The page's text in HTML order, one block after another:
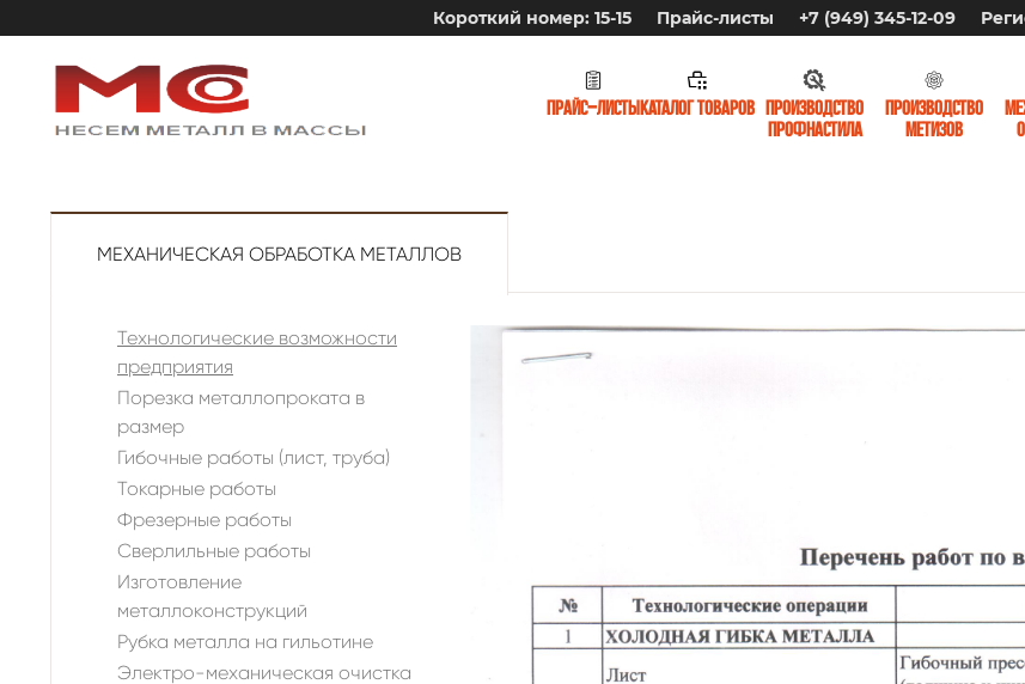
Короткий номер: 15-15 Прайс-листы +7 (949) 345-12-09
Прайс-листы Каталог товаров
Производство
профнастила
Производство
метизов
МЕХАНИЧЕСКАЯ ОБРАБОТКА МЕТАЛЛОВ
Технологические возможности
предприятия
Порезка металлопроката в
размер
Гибочные работы (лист, труба)
Токарные работы
Фрезерные работы
Сверлильные работы
Изготовление
металлоконструкций
Рубка металла на гильотине
Электро-механическая очистка